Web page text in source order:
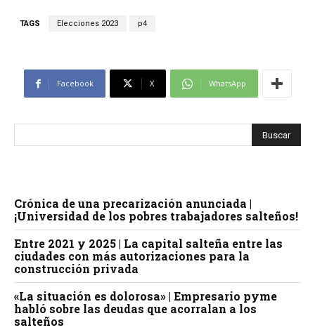
TAGS Elecciones 2023 p4
Facebook X WhatsApp
Crónica de una precarización anunciada |
¡Universidad de los pobres trabajadores salteños!
Entre 2021 y 2025 | La capital salteña entre las
ciudades con más autorizaciones para la
construcción privada
«La situación es dolorosa» | Empresario pyme
habló sobre las deudas que acorralan a los
salteños